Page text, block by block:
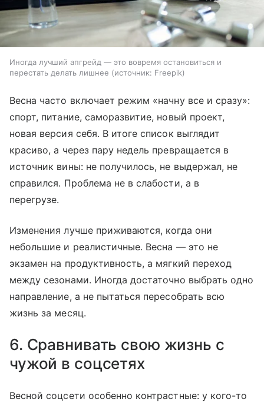
Иногда лучший апгрейд — это вовремя остановиться и
перестать делать лишнее
источник: Freepik
Весна часто включает режим «начну все и сразу»:
спорт, питание, саморазвитие, новый проект,
новая версия себя. В итоге список выглядит
красиво, а через пару недель превращается в
источник вины: не получилось, не выдержал, не
справился. Проблема не в слабости, а в
перегрузе.
Изменения лучше приживаются, когда они
небольшие и реалистичные. Весна — это не
экзамен на продуктивность, а мягкий переход
между сезонами. Иногда достаточно выбрать одно
направление, а не пытаться пересобрать всю
жизнь за месяц.
6. Сравнивать свою жизнь с
чужой в соцсетях
Весной соцсети особенно контрастные: у кого-то